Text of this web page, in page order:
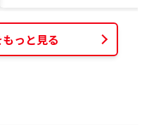
っと見る